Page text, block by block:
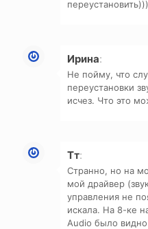
Ирина:
Не пойму, что
переустановки
исчез. Что это
Тт:
Странно, но на
мой драйвер
управления не
искала. На 8-ке
Audio было